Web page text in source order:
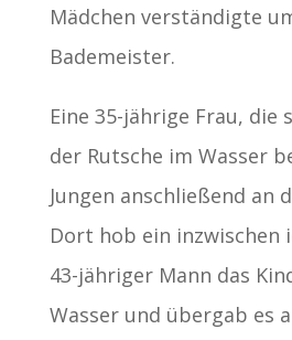
Mädchen verständigte
Bademeister.
Eine 35-jährige Frau, die
der Rutsche im Wasser
Jungen anschließend an
Dort hob ein
43-jähriger Mann das
Wasser und übergab es